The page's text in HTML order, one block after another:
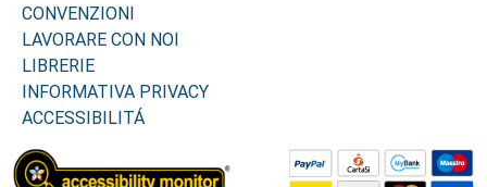
CONVENZIONI
LAVORARE CON NOI
LIBRERIE
INFORMATIVA PRIVACY
ACCESSIBILITÁ